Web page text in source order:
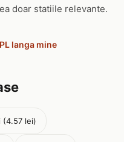
doar statiile relevante.
langa mine
(4.57 lei)